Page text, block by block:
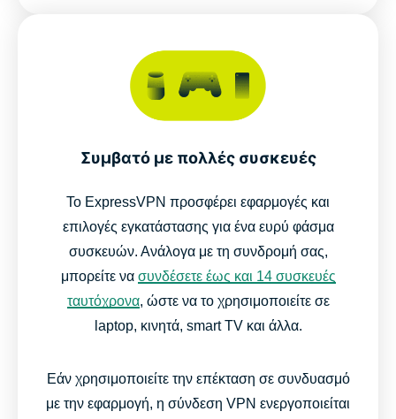
Συμβατό με πολλές συσκευές
Το ExpressVPN προσφέρει εφαρμογές και
επιλογές εγκατάστασης για ένα ευρύ φάσμα
συσκευών. Ανάλογα με τη συνδρομή σας,
μπορείτε να συνδέσετε έως και 14 συσκευές
ταυτόχρονα, ώστε να το χρησιμοποιείτε σε
laptop, κινητά, smart TV και άλλα.
Εάν χρησιμοποιείτε την επέκταση σε συνδυασμό
με την εφαρμογή, η σύνδεση VPN ενεργοποιείται